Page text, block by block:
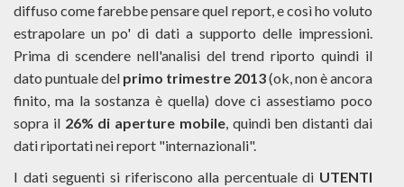
diffuso come farebbe pensare quel report, e così ho voluto
estrapolare un po' di dati a supporto delle impressioni.
Prima di scendere nell'analisi del trend riporto quindi il
dato puntuale del primo trimestre 2013(ok, non è ancora
finito, ma la sostanza è quella) dove ci assestiamo poco
sopra il26% di aperture mobile, quindi ben distanti dai
dati riportati nei report "internazionali".
I dati seguenti si riferiscono alla percentuale di UTENTI